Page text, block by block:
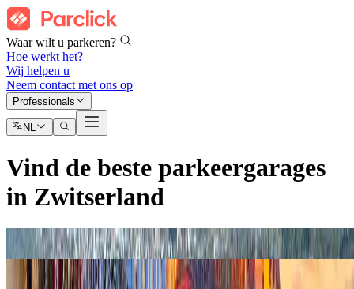
Waar wilt u parkeren?
Hoe werkt het?
Wij helpen u
Neem contact met ons op
Professionals
NL
Vind de beste parkeergarages
in Zwitserland
Vind waar je kan parkeren in Genève
Vind waar je kan parkeren inBazel